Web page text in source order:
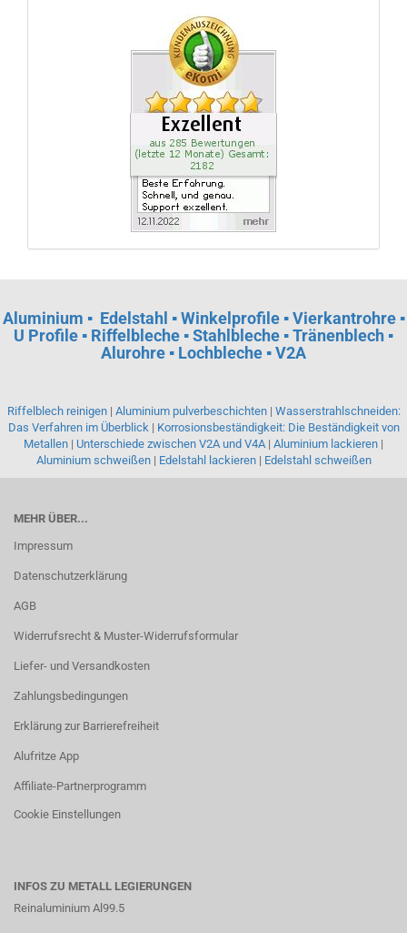
Aluminium ▪ Edelstahl ▪ Winkelprofile ▪ Vierkantrohre ▪
U Profile ▪ Riffelbleche ▪ Stahlbleche ▪ Tränenblech ▪
Alurohre ▪ Lochbleche ▪ V2A
Riffelblech reinigen| Aluminium pulverbeschichten| Wasserstrahlschneiden:
Das Verfahren im Überblick| Korrosionsbeständigkeit: Die Beständigkeit von
Metallen | Unterschiede zwischen V2A und V4A | Aluminium lackieren |
Aluminium schweißen| Edelstahl lackieren| Edelstahl schweißen
MEHR ÜBER...
Impressum
Datenschutzerklärung
AGB
Widerrufsrecht & Muster-Widerrufsformular
Liefer- und Versandkosten
Zahlungsbedingungen
Erklärung zur Barrierefreiheit
Alufritze App
Affiliate-Partnerprogramm
Cookie Einstellungen
INFOS ZU METALL LEGIERUNGEN
Reinaluminium Al99.5